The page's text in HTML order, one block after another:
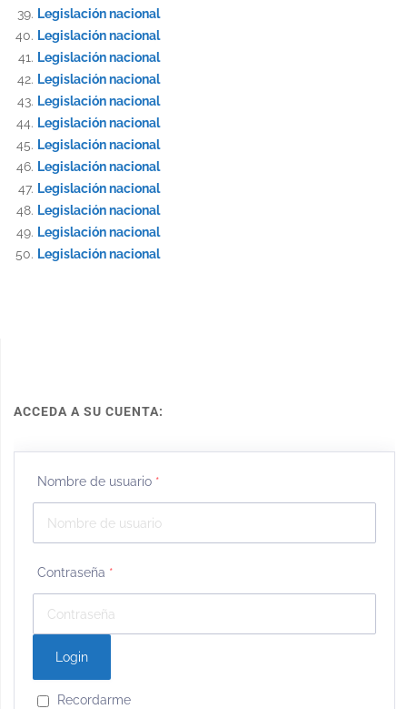
Legislación nacional
Legislación nacional
Legislación nacional
Legislación nacional
Legislación nacional
Legislación nacional
Legislación nacional
Legislación nacional
Legislación nacional
Legislación nacional
Legislación nacional
Legislación nacional
ACCEDA A SU CUENTA:
Nombre de usuario *
Contraseña *
Recordarme